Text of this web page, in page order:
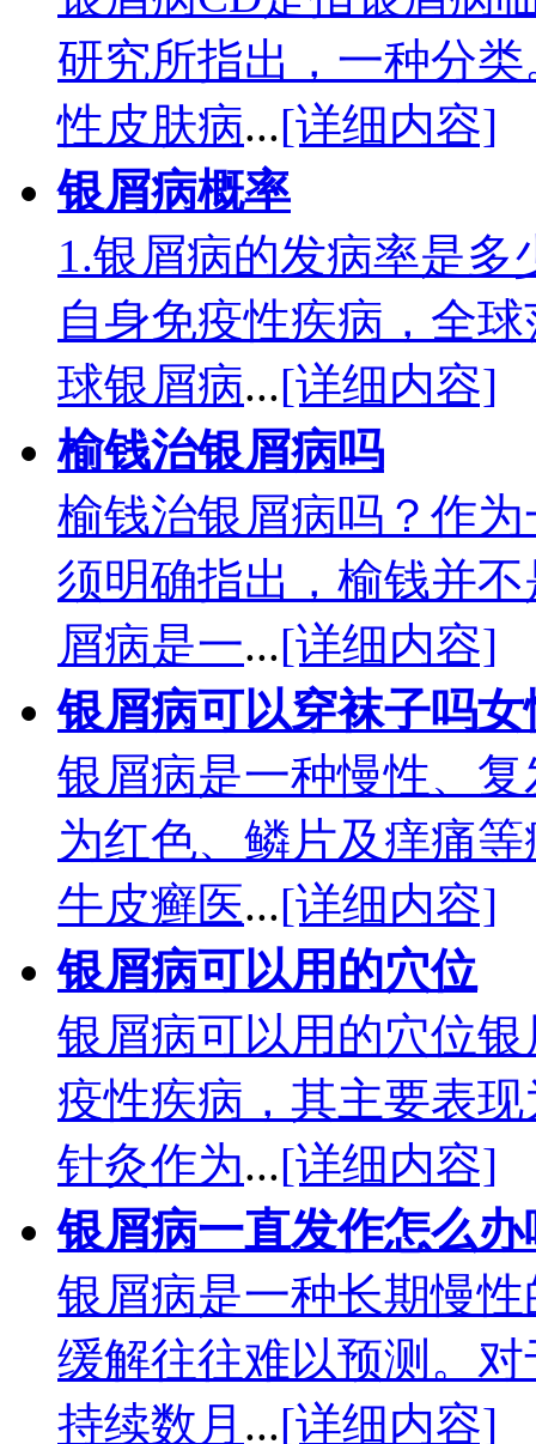
研究所指出，一种分
性皮肤病...[详细内容]
银屑病概率
1.银屑病的发病率是
自身免疫性疾病，全
球银屑病...[详细内容]
榆钱治银屑病吗
榆钱治银屑病吗？作
须明确指出，榆钱并
屑病是一...[详细内容]
银屑病可以穿袜子吗女
银屑病是一种慢性、
为红色、鳞片及痒痛
牛皮癣医...[详细内容]
银屑病可以用的穴位
银屑病可以用的穴位
疫性疾病，其主要表
针灸作为...[详细内容]
银屑病一直发作怎么办
银屑病是一种长期慢
缓解往往难以预测。
持续数月 ...[详细内容]